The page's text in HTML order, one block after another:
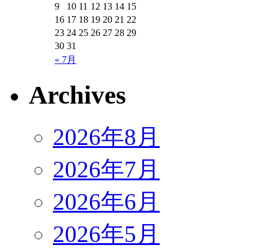
« 7月
9
10 11 12 13 14 15
16 17 18 19 20 21 22
23 24 25 26 27 28 29
30 31
Archives
2026年8月
2026年7月
2026年6月
2026年5月